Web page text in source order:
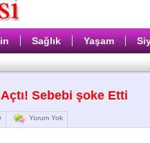
Sağlık Yaşam
Sebebi şoke Etti
Yorum Yok